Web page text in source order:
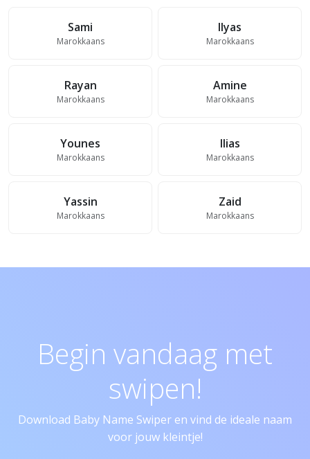
Sami
Marokkaans
Ilyas
Marokkaans
Rayan
Marokkaans
Amine
Marokkaans
Younes
Marokkaans
Ilias
Marokkaans
Yassin
Marokkaans
Zaid
Marokkaans
Begin vandaag met
swipen!
Download Baby Name Swiper en vind de ideale naam
voor jouw kleintje!